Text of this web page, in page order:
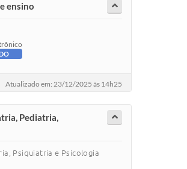
ensino
Atualizado em: 23/12/2025 às 14h25
Pediatria,
Psiquiatria e Psicologia